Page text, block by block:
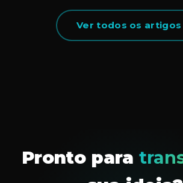
Ver todos os
Pronto para